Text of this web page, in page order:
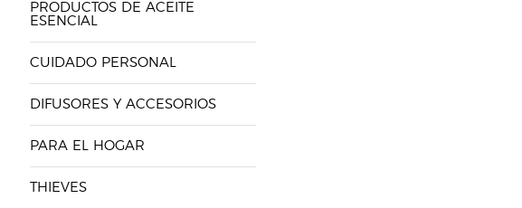
PRODUCTOS DE ACEITE
ESENCIAL
CUIDADO PERSONAL
DIFUSORES Y ACCESORIOS
PARA EL HOGAR
THIEVES